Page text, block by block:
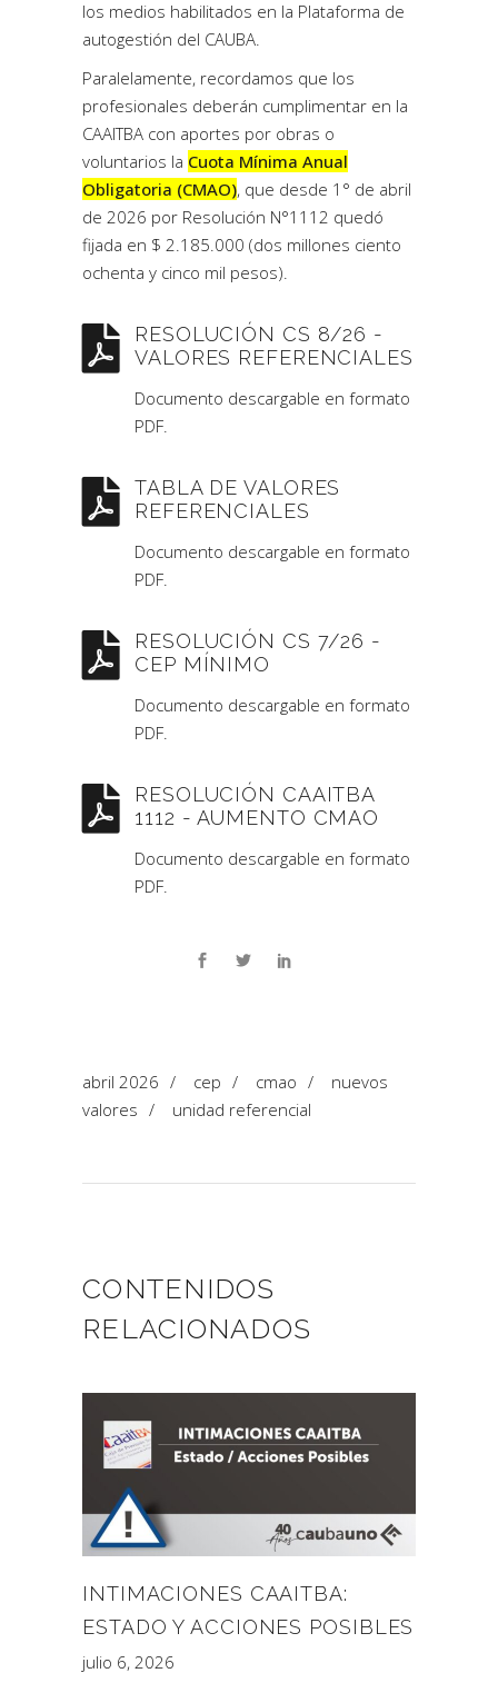
los medios habilitados en la Plataforma de
autogestión del CAUBA.
Paralelamente, recordamos que los
profesionales deberán cumplimentar en la
CAAITBA con aportes por obras o
voluntarios la Cuota Mínima Anual
Obligatoria (CMAO), que desde 1° de abril
de 2026 por Resolución N°1112 quedó
fijada en $ 2.185.000 (dos millones ciento
ochenta y cinco mil pesos).
RESOLUCIÓN CS 8/26 -
VALORES REFERENCIALES
Documento descargable en formato
PDF.
TABLA DE VALORES
REFERENCIALES
Documento descargable en formato
PDF.
RESOLUCIÓN CS 7/26 -
CEP MÍNIMO
Documento descargable en formato
PDF.
RESOLUCIÓN CAAITBA
1112 - AUMENTO CMAO
Documento descargable en formato
PDF.
abril 2026 / cep / cmao /
nuevos
valores / unidad referencial
CONTENIDOS
RELACIONADOS
INTIMACIONES CAAITBA:
ESTADO Y ACCIONES POSIBLES
julio 6, 2026